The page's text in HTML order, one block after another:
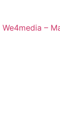
We4media –